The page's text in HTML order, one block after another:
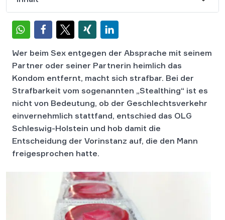
Wer beim Sex entgegen der Absprache mit seinem
Partner oder seiner Partnerin heimlich das
Kondom entfernt, macht sich strafbar. Bei der
Strafbarkeit vom sogenannten „Stealthing“ ist es
nicht von Bedeutung, ob der Geschlechtsverkehr
einvernehmlich stattfand, entschied das OLG
Schleswig-Holstein und hob damit die
Entscheidung der Vorinstanz auf, die den Mann
freigesprochen hatte.